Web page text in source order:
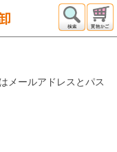
メールアドレスとパス